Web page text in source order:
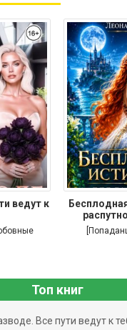
ведут к
Топ книг
Все пути ведут к